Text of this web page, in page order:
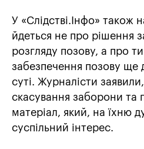
У «Слідстві.Інфо»
йдеться не про рішення
розгляду позову, а про
забезпечення позову ще
суті. Журналісти
скасування заборони та
матеріал, який, на їхню
суспільний інтерес.